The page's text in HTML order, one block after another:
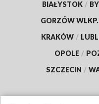
BIAŁYSTOK /
GORZÓW WLKP.
KRAKÓW /
OPOLE /
SZCZECIN /